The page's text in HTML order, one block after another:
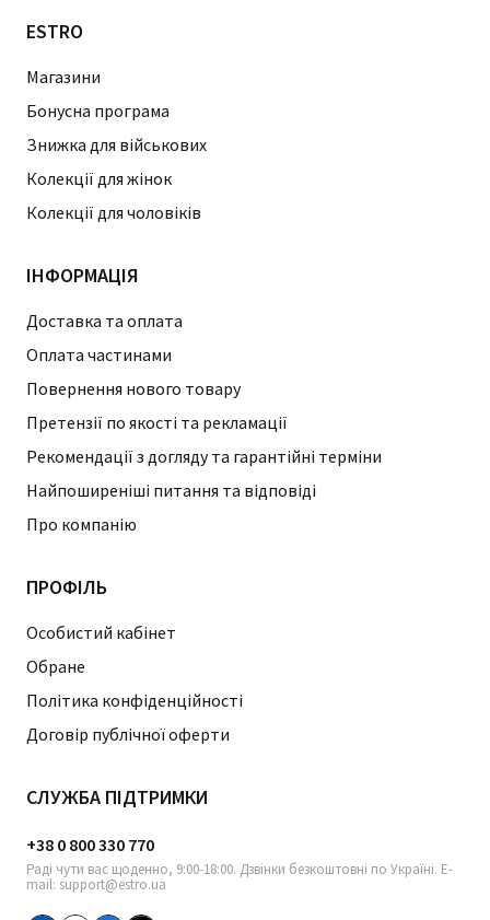
ESTRO
Магазини
Бонусна програма
Знижка для військових
Колекції для жінок
Колекції для чоловіків
ІНФОРМАЦІЯ
Доставка та оплата
Оплата частинами
Повернення нового товару
Претензії по якості та рекламації
Рекомендації з догляду та гарантійні терміни
Найпоширеніші питання та відповіді
Про компанію
ПРОФІЛЬ
Особистий кабінет
Обране
Політика конфіденційності
Договір публічної оферти
СЛУЖБА ПІДТРИМКИ
+38 0 800 330 770
Раді чути вас щоденно, 9:00-18:00. Дзвінки безкоштовні по Україні. E-
mail: support@estro.ua